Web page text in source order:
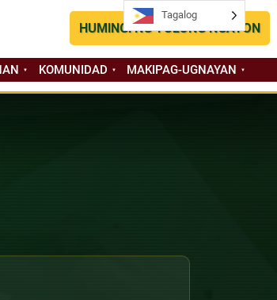
HUMINGI NG TULONG NGAYON
KOMUNIDAD MAKIPAG-UGNAYAN
Tagalog
Tagalog